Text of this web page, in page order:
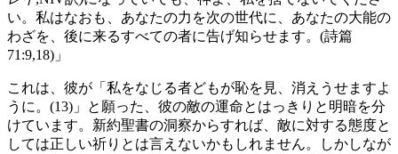
い。私はなおも、あなたの力を次の世代に、あなたの大能の
わざを、後に来るすべての者に告げ知らせます。(詩篇
71:9,18)」
これは、彼が「私をなじる者どもが恥を見、消えうせますよ
うに。(13)」と願った、彼の敵の運命とはっきりと明暗を分
けています。新約聖書の洞察からすれば、敵に対する態度と
しては正しい祈りとは言えないかもしれません。しかしなが